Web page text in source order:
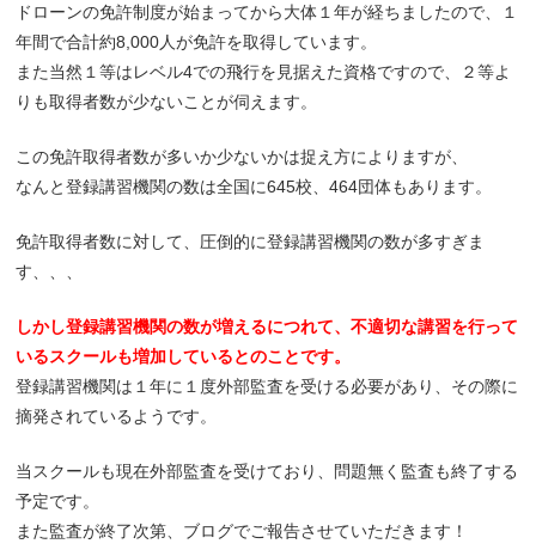
ドローンの免許制度が始まってから大体１年が経ちましたので、１
年間で合計約8,000人が免許を取得しています。
また当然１等はレベル4での飛行を見据えた資格ですので、２等よ
りも取得者数が少ないことが伺えます。
この免許取得者数が多いか少ないかは捉え方によりますが、
なんと登録講習機関の数は全国に645校、464団体もあります。
免許取得者数に対して、圧倒的に登録講習機関の数が多すぎま
す、、、
しかし登録講習機関の数が増えるにつれて、不適切な講習を行って
いるスクールも増加しているとのことです。
登録講習機関は１年に１度外部監査を受ける必要があり、その際に
摘発されているようです。
当スクールも現在外部監査を受けており、問題無く監査も終了する
予定です。
また監査が終了次第、ブログでご報告させていただきます！